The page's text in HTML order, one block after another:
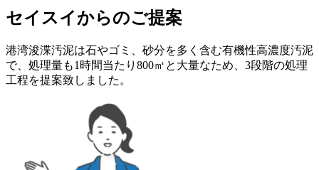
セイスイからのご提案
港湾浚渫汚泥は石やゴミ、砂分を多く含む有機性高濃度汚泥
で、処理量も1時間当たり800㎥と大量なため、3段階の処理
工程を提案致しました。